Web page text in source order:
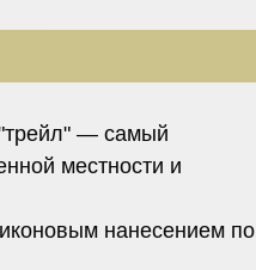
— самый
местности и
нанесением по